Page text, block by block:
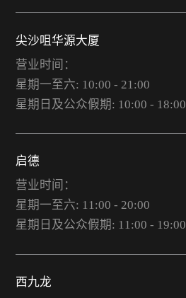
尖沙咀华源大厦
营业时间：
星期一至六: 10:00 - 21:00
星期日及公众假期: 10:00 - 18:00
启德
营业时间：
星期一至六: 11:00 - 20:00
星期日及公众假期: 11:00 - 19:00
西九龙